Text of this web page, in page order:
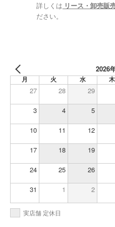
詳しくは リース・卸売販
ださい。
2026
月 火 水 木
27 28 29
3 4 5
10 11 12
17 18 19
24 25 26
31 1 2
実店舗 定休日